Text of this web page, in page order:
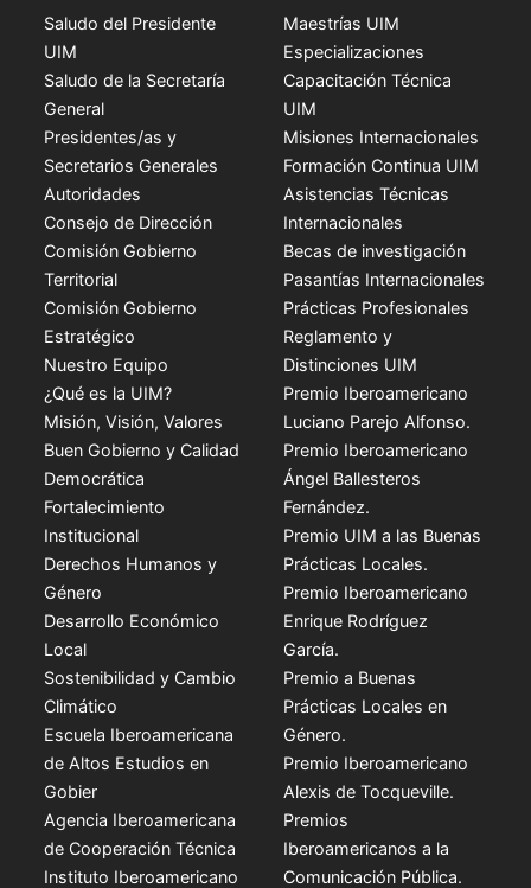
Saludo del Presidente
UIM
Saludo de la Secretaría
General
Presidentes/as y
Secretarios Generales
Autoridades
Consejo de Dirección
Comisión Gobierno
Territorial
Comisión Gobierno
Estratégico
Nuestro Equipo
¿Qué es la UIM?
Misión, Visión, Valores
Buen Gobierno y Calidad
Democrática
Fortalecimiento
Institucional
Derechos Humanos y
Género
Desarrollo Económico
Local
Sostenibilidad y Cambio
Climático
Escuela Iberoamericana
de Altos Estudios en
Gobier
Agencia Iberoamericana
de Cooperación Técnica
Instituto Iberoamericano
Maestrías UIM
Especializaciones
Capacitación Técnica
UIM
Misiones Internacionales
Formación Continua UIM
Asistencias Técnicas
Internacionales
Becas de investigación
Pasantías Internacionales
Prácticas Profesionales
Reglamento y
Distinciones UIM
Premio Iberoamericano
Luciano Parejo Alfonso.
Premio Iberoamericano
Ángel Ballesteros
Fernández.
Premio UIM a las Buenas
Prácticas Locales.
Premio Iberoamericano
Enrique Rodríguez
García.
Premio a Buenas
Prácticas Locales en
Género.
Premio Iberoamericano
Alexis de Tocqueville.
Premios
Iberoamericanos a la
Comunicación Pública.